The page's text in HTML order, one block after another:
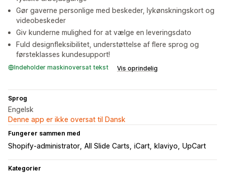
Gør gaverne personlige med beskeder, lykønskningskort og
videobeskeder
Giv kunderne mulighed for at vælge en leveringsdato
Fuld designfleksibilitet, understøttelse af flere sprog og
førsteklasses kundesupport!
Indeholder maskinoversat tekst Vis oprindelig
Sprog
Engelsk
Denne app er ikke oversat til Dansk
Fungerer sammen med
Shopify-administrator All Slide Carts iCart klaviyo UpCart
Kategorier